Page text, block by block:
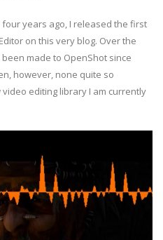
years ago, I released the first
on this very blog. Over the
made to OpenShot since
however, none quite so
editing library I am currently